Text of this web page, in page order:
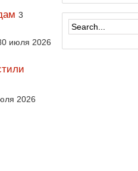
3
июля 2026
2026
Форма поиска